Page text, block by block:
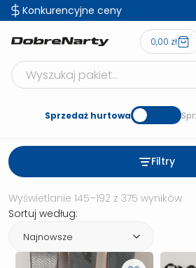
Konkurencyjne ceny
Szukaj produktów
0,00 zł
Sprzedaż hurtowa
Filtry
Wyświetlanie 145–192 z 375 wyników
Sortuj według: